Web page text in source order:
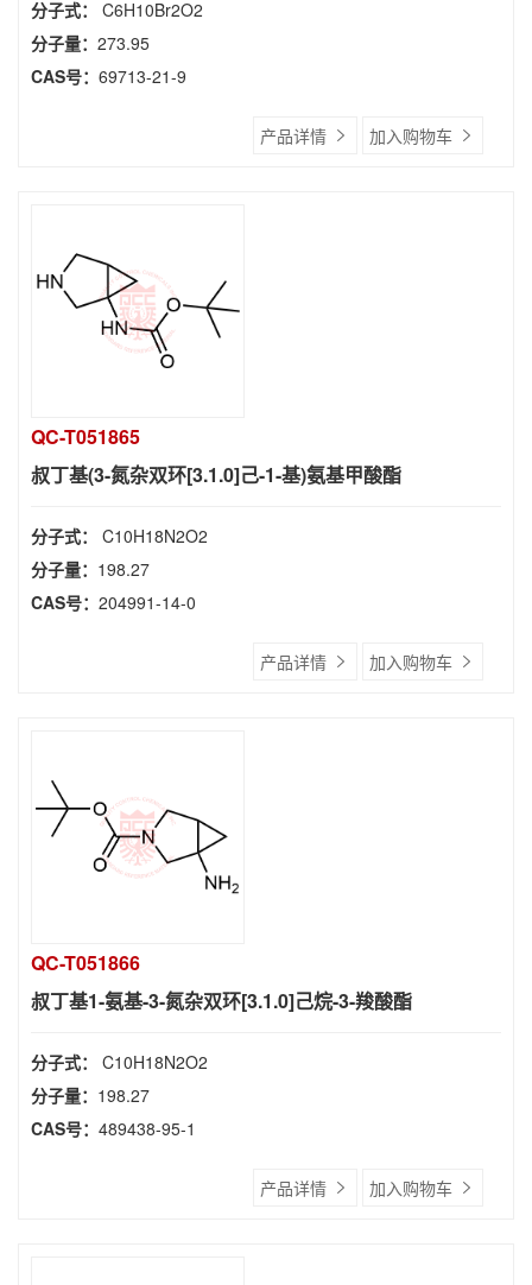
分子式： C6H10Br2O2
分子量： 273.95
CAS号： 69713-21-9
产品详情 加入购物车
QC-T051865
叔丁基(3-氮杂双环[3.1.0]己-1-基)氨基甲酸酯
分子式： C10H18N2O2
分子量： 198.27
CAS号： 204991-14-0
产品详情 加入购物车
QC-T051866
叔丁基1-氨基-3-氮杂双环[3.1.0]己烷-3-羧酸酯
分子式： C10H18N2O2
分子量： 198.27
CAS号： 489438-95-1
产品详情 加入购物车